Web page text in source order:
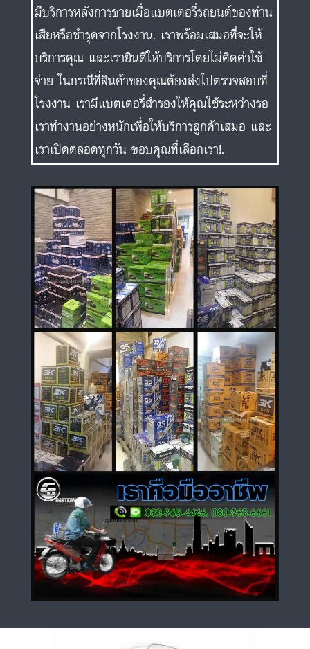
มีบริการหลังการขายเมื่อแบตเตอรี่รถยนต์ของท่าน
เสียหรือชำรุดจากโรงงาน. เราพร้อมเสมอที่จะให้
บริการคุณ และเรายินดีให้บริการโดยไม่คิดค่าใช้
จ่าย ในกรณีที่สินค้าของคุณต้องส่งไปตรวจสอบที่
โรงงาน เรามีแบตเตอรี่สำรองให้คุณใช้ระหว่างรอ
เราทำงานอย่างหนักเพื่อให้บริการลูกค้าเสมอ และ
เราเปิดตลอดทุกวัน ขอบคุณที่เลือกเรา!.